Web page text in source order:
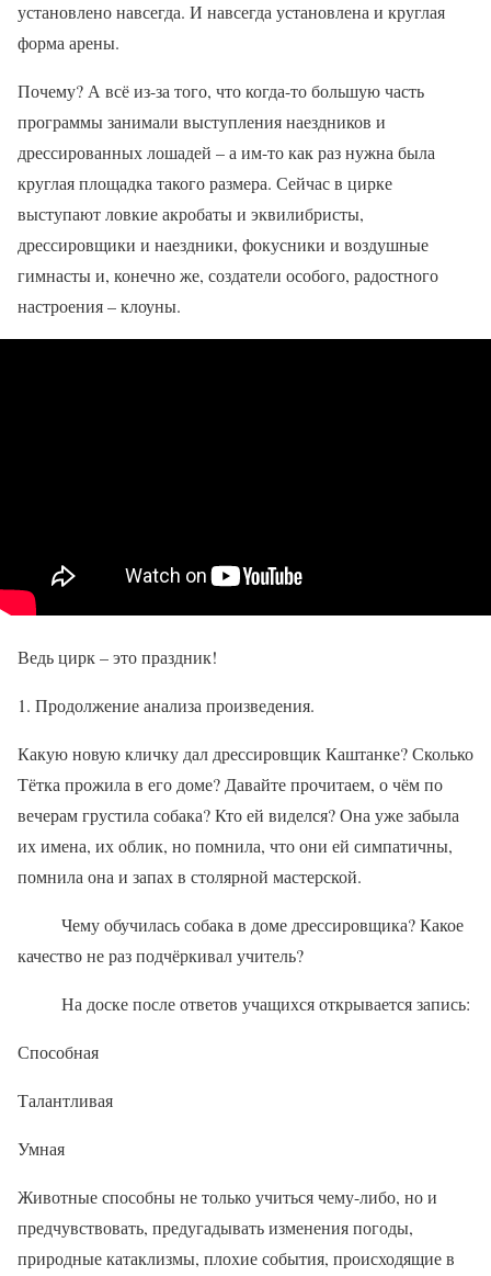
установлено навсегда. И навсегда установлена и круглая
форма арены.
Почему? А всё из-за того, что когда-то большую часть
программы занимали выступления наездников и
дрессированных лошадей – а им-то как раз нужна была
круглая площадка такого размера. Сейчас в цирке
выступают ловкие акробаты и эквилибристы,
дрессировщики и наездники, фокусники и воздушные
гимнасты и, конечно же, создатели особого, радостного
настроения – клоуны.
Ведь цирк – это праздник!
Продолжение анализа произведения.
Какую новую кличку дал дрессировщик Каштанке? Сколько
Тётка прожила в его доме? Давайте прочитаем, о чём по
вечерам грустила собака? Кто ей виделся? Она уже забыла
их имена, их облик, но помнила, что они ей симпатичны,
помнила она и запах в столярной мастерской.
Чему обучилась собака в доме дрессировщика? Какое
качество не раз подчёркивал учитель?
На доске после ответов учащихся открывается запись:
Способная
Талантливая
Умная
Животные способны не только учиться чему-либо, но и
предчувствовать, предугадывать изменения погоды,
природные катаклизмы, плохие события, происходящие в